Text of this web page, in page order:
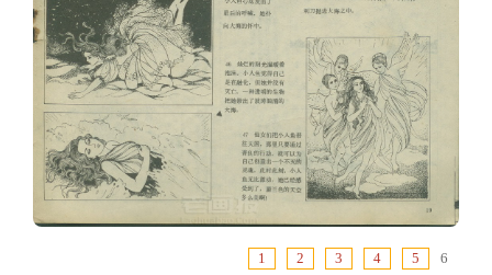
1 2 3 4 5 6